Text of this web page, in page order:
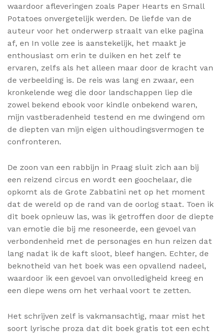
waardoor afleveringen zoals Paper Hearts en Small
Potatoes onvergetelijk werden. De liefde van de
auteur voor het onderwerp straalt van elke pagina
af, en In volle zee is aanstekelijk, het maakt je
enthousiast om erin te duiken en het zelf te
ervaren, zelfs als het alleen maar door de kracht van
de verbeelding is. De reis was lang en zwaar, een
kronkelende weg die door landschappen liep die
zowel bekend ebook voor kindle onbekend waren,
mijn vastberadenheid testend en me dwingend om
de diepten van mijn eigen uithoudingsvermogen te
confronteren.
De zoon van een rabbijn in Praag sluit zich aan bij
een reizend circus en wordt een goochelaar, die
opkomt als de Grote Zabbatini net op het moment
dat de wereld op de rand van de oorlog staat. Toen ik
dit boek opnieuw las, was ik getroffen door de diepte
van emotie die bij me resoneerde, een gevoel van
verbondenheid met de personages en hun reizen dat
lang nadat ik de kaft sloot, bleef hangen. Echter, de
beknotheid van het boek was een opvallend nadeel,
waardoor ik een gevoel van onvolledigheid kreeg en
een diepe wens om het verhaal voort te zetten.
Het schrijven zelf is vakmansachtig, maar mist het
soort lyrische proza dat dit boek gratis tot een echt